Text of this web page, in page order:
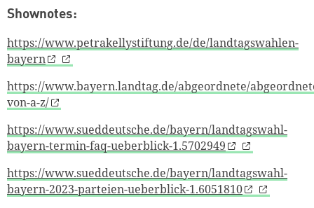
Shownotes:
https://www.petrakellystiftung.de/de/landtagswahlen-
bayern
https://www.bayern.landtag.de/abgeordnete/
von-a-z/
https://www.sueddeutsche.de/bayern/landtagswahl-
bayern-termin-faq-ueberblick-1.5702949
https://www.sueddeutsche.de/bayern/landtagswahl-
bayern-2023-parteien-ueberblick-1.6051810